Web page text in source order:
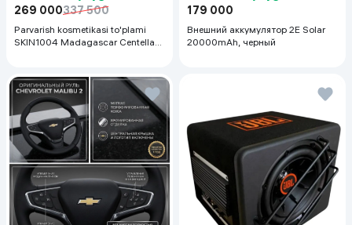
269 000337 500
Parvarish kosmetikasi to'plami
SKIN1004 Madagascar Centella
179 000
Внешний аккумулятор 2E Solar
20000mAh, черный